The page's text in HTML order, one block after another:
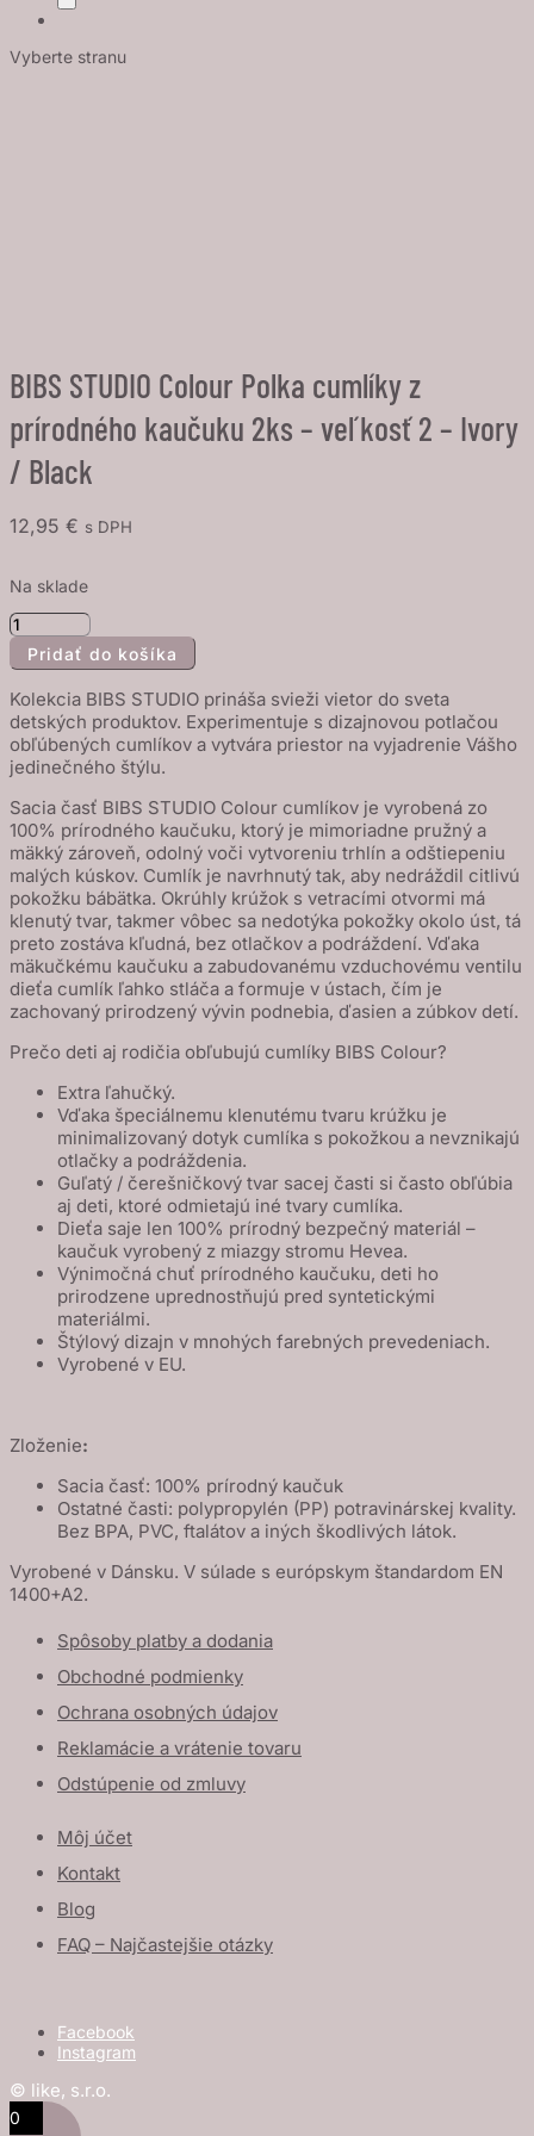
Vyberte stranu
BIBS STUDIO Colour Polka cumlíky z
prírodného kaučuku 2ks – veľkosť 2 – Ivory
/ Black
12,95 € s DPH
Na sklade
množstvo
BIBS
Colour
Polka
cumlíky
z
prírodného
kaučuku
2ks
-
veľkosť
2
-
Ivory
Pridať do košíka
Kolekcia BIBS STUDIO prináša svieži vietor do sveta
detských produktov. Experimentuje s dizajnovou potlačou
obľúbených cumlíkov a vytvára priestor na vyjadrenie Vášho
jedinečného štýlu.
Sacia časť BIBS STUDIO Colour cumlíkov je vyrobená zo
100% prírodného kaučuku, ktorý je mimoriadne pružný a
mäkký zároveň, odolný voči vytvoreniu trhlín a odštiepeniu
malých kúskov. Cumlík je navrhnutý tak, aby nedráždil citlivú
pokožku bábätka. Okrúhly krúžok s vetracími otvormi má
klenutý tvar, takmer vôbec sa nedotýka pokožky okolo úst, tá
preto zostáva kľudná, bez otlačkov a podráždení. Vďaka
mäkučkému kaučuku a zabudovanému vzduchovému ventilu
dieťa cumlík ľahko stláča a formuje v ústach, čím je
zachovaný prirodzený vývin podnebia, ďasien a zúbkov detí.
Prečo deti aj rodičia obľubujú cumlíky BIBS Colour?
Extra ľahučký.
Vďaka špeciálnemu klenutému tvaru krúžku je
minimalizovaný dotyk cumlíka s pokožkou a nevznikajú
otlačky a podráždenia.
Guľatý / čerešničkový tvar sacej časti si často obľúbia
aj deti, ktoré odmietajú iné tvary cumlíka.
Dieťa saje len 100% prírodný bezpečný materiál –
kaučuk vyrobený z miazgy stromu Hevea.
Výnimočná chuť prírodného kaučuku, deti ho
prirodzene uprednostňujú pred syntetickými
materiálmi.
Štýlový dizajn v mnohých farebných prevedeniach.
Vyrobené v EU.
Zloženie:
Sacia časť: 100% prírodný kaučuk
Ostatné časti: polypropylén (PP) potravinárskej kvality.
Bez BPA, PVC, ftalátov a iných škodlivých látok.
Vyrobené v Dánsku. V súlade s európskym štandardom EN
1400+A2.
Spôsoby platby a dodania
Obchodné podmienky
Ochrana osobných údajov
Reklamácie a vrátenie tovaru
Odstúpenie od zmluvy
Môj účet
Kontakt
Blog
FAQ – Najčastejšie otázky
Facebook
Instagram
© like, s.r.o.
0